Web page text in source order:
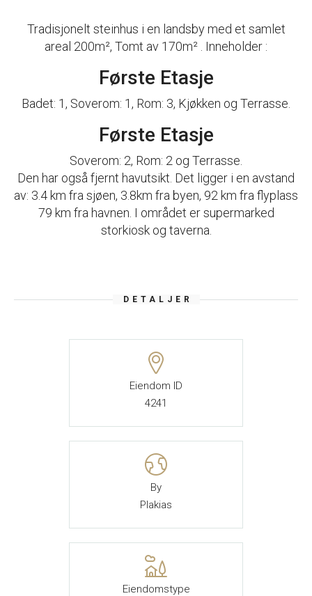
Tradisjonelt steinhus i en landsby med et samlet
areal 200m², Tomt av 170m² . Inneholder :
Første Etasje
Badet: 1, Soverom: 1, Rom: 3, Kjøkken og Terrasse.
Første Etasje
Soverom: 2, Rom: 2 og Terrasse.
Den har også fjernt havutsikt. Det ligger i en avstand
av: 3.4 km fra sjøen, 3.8km fra byen, 92 km fra flyplass
79 km fra havnen. I området er supermarked
storkiosk og taverna.
DETALJER
Eiendom ID
4241
By
Plakias
Eiendomstype